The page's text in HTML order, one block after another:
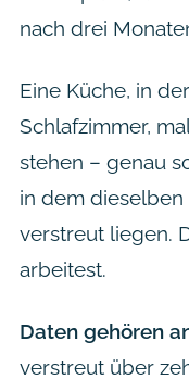
nach drei
Eine Küche, in
Schlafzimmer,
stehen – genau
in dem
verstreut liegen.
arbeitest.
Daten gehören
verstreut über